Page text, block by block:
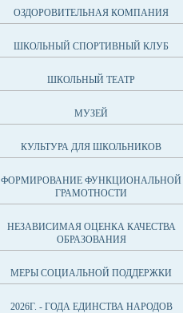
ОЗДОРОВИТЕЛЬНАЯ КОМПАНИЯ
ШКОЛЬНЫЙ СПОРТИВНЫЙ КЛУБ
ШКОЛЬНЫЙ ТЕАТР
МУЗЕЙ
КУЛЬТУРА ДЛЯ ШКОЛЬНИКОВ
ФОРМИРОВАНИЕ ФУНКЦИОНАЛЬНОЙ
ГРАМОТНОСТИ
НЕЗАВИСИМАЯ ОЦЕНКА КАЧЕСТВА
ОБРАЗОВАНИЯ
МЕРЫ СОЦИАЛЬНОЙ ПОДДЕРЖКИ
2026Г. - ГОДА ЕДИНСТВА НАРОДОВ